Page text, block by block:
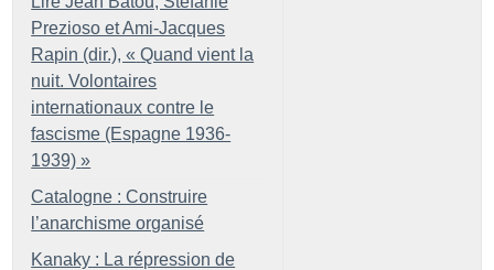
Prezioso et Ami-Jacques
Rapin (dir.), « Quand vient la
nuit. Volontaires
internationaux contre le
fascisme (Espagne 1936-
1939) »
Catalogne : Construire
l’anarchisme organisé
Kanaky : La répression de